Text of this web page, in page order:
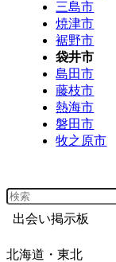
三島市
焼津市
裾野市
袋井市
島田市
藤枝市
熱海市
磐田市
牧之原市
出会い掲示板
北海道・東北